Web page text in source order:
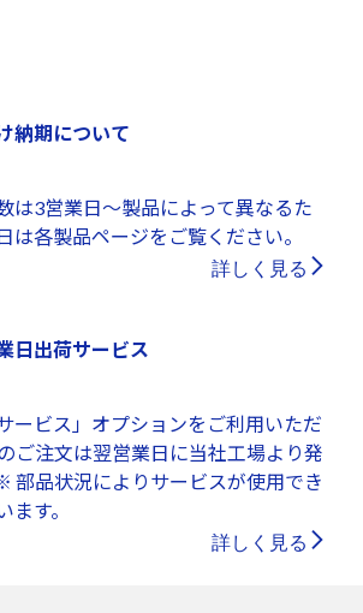
納期について
は3営業日～製品によって異なるた
は各製品ページをご覧ください。
詳しく見る
日出荷サービス
ービス」オプションをご利用いただ
ご注文は翌営業日に当社工場より発
部品状況によりサービスが使用でき
す。
詳しく見る